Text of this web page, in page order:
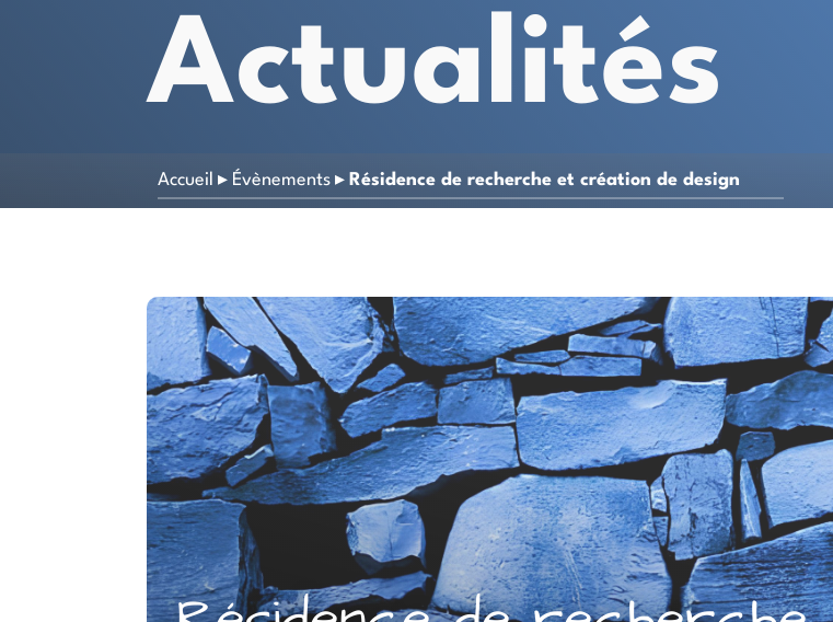
Actualités
Accueil ▸ Évènements ▸ Résidence de recherche et création de design